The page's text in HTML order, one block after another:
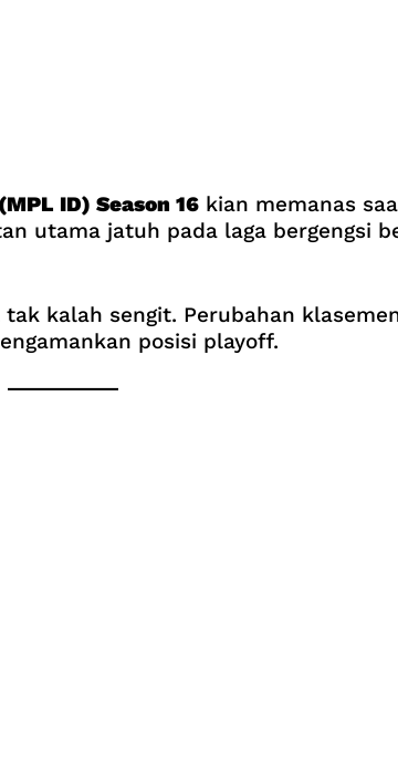
ID) Season 16kian memanas
utama jatuh pada laga bergengsi
kalah sengit. Perubahan
posisi playoff.